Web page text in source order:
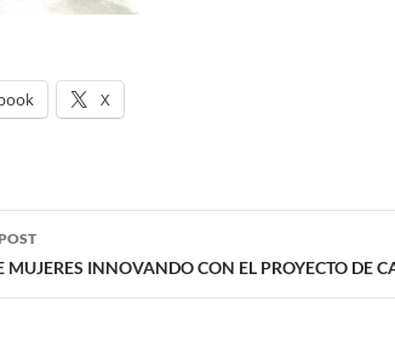
X
MUJERES INNOVANDO CON EL PROYECTO DE